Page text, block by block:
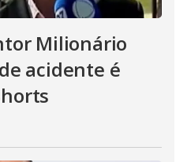
Milionário
acidente é